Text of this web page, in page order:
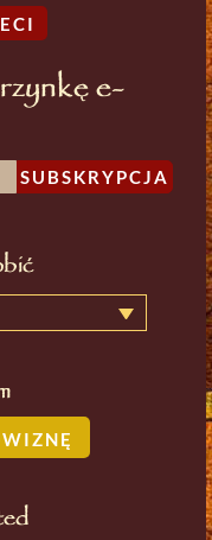
e-
SUBSKRYPCJA